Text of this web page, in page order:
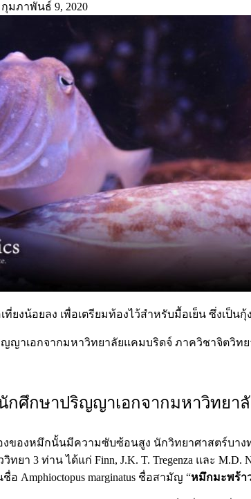
กุมภาพันธ์ 9, 2020
ที่ยงน้อยลง เพื่อเตรียมท้องไว้สำหรับมื้อเย็น ซึ่งเ
ญญาเอกจากมหาวิทยาลัยแคมบริดจ์ ภาควิชาจิตวิทย
นักศึกษาปริญญาเอกจากมหาวิทย
ของหมึกนั้นมีความซับซ้อนสูง นักวิทยาศาสตร์บา
ยา 3 ท่าน ได้แก่ Finn, J.K. T. Tregenza และ M.D.
Amphioctopus marginatus ชื่อสามัญ “หมึกมะพร้า